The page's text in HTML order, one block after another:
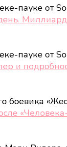
пауке от
пауке от
и
боевика